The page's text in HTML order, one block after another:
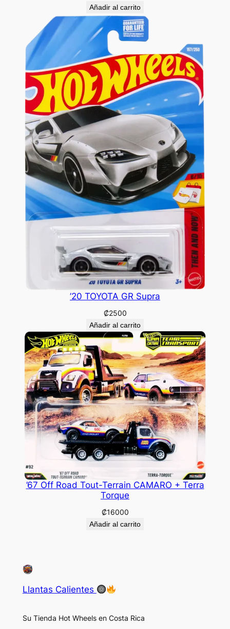
Añadir al carrito
’20 TOYOTA GR Supra
₡2500
Añadir al carrito
’67 Off Road Tout-Terrain CAMARO + Terra
Torque
₡16000
Añadir al carrito
Llantas Calientes
Su Tienda Hot Wheels en Costa Rica